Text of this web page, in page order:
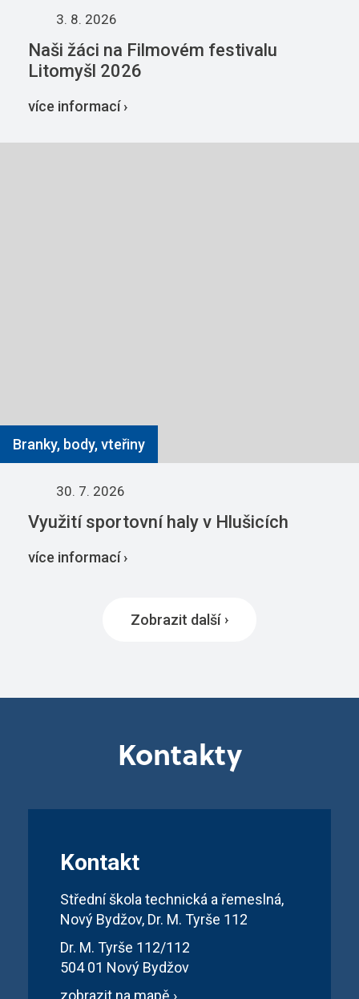
3. 8. 2026
Naši žáci na Filmovém festivalu
Litomyšl 2026
více informací ›
Branky, body, vteřiny
30. 7. 2026
Využití sportovní haly v Hlušicích
více informací ›
Zobrazit další
Kontakty
Kontakt
Střední škola technická a řemeslná,
Nový Bydžov, Dr. M. Tyrše 112
Dr. M. Tyrše 112/112
504 01 Nový Bydžov
zobrazit na mapě ›